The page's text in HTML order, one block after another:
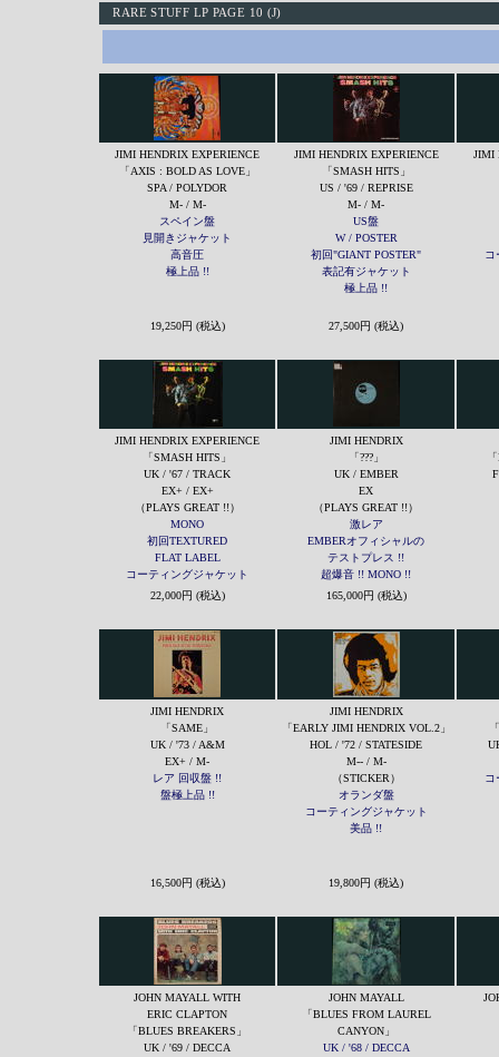
RARE STUFF LP PAGE 10 (J)
JIMI HENDRIX EXPERIENCE
「AXIS : BOLD AS LOVE」
SPA / POLYDOR
M- / M-
スペイン盤
見開きジャケット
高音圧
極上品 !!
JIMI HENDRIX EXPERIENCE
「SMASH HITS」
US / '69 / REPRISE
M- / M-
US盤
W / POSTER
初回"GIANT POSTER"
表記有ジャケット
極上品 !!
JIMI
コ
19,250円 (税込) 27,500円 (税込)
JIMI HENDRIX EXPERIENCE
「SMASH HITS」
UK / '67 / TRACK
EX+ / EX+
（PLAYS GREAT !!）
MONO
初回TEXTURED
FLAT LABEL
コーティングジャケット
JIMI HENDRIX
「???」
UK / EMBER
EX
（PLAYS GREAT !!）
激レア
EMBERオフィシャルの
テストプレス !!
超爆音 !! MONO !!
22,000円 (税込) 165,000円 (税込)
JIMI HENDRIX
「SAME」
UK / '73 / A&M
EX+ / M-
レア 回収盤 !!
盤極上品 !!
JIMI HENDRIX
「EARLY JIMI HENDRIX VOL.2」
HOL / '72 / STATESIDE
M-- / M-
（STICKER）
オランダ盤
コーティングジャケット
美品 !!
コ
16,500円 (税込) 19,800円 (税込)
JOHN MAYALL WITH
ERIC CLAPTON
「BLUES BREAKERS」
UK / '69 / DECCA
JOHN MAYALL
「BLUES FROM LAUREL
CANYON」
UK / '68 / DECCA